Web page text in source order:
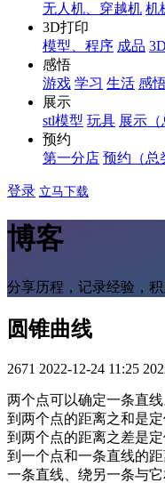
无人机、穿越机 机
3D打印
模型、程序 成品
感悟
游戏 学习 生活 感
展示
stl模型 玩具 展示（
预约
第一分店 预约（总
登录 立马下载
博客
分享历程，记录经验，
圆锥曲线
2671 2022-12-24 11:25
两个点可以确定一条直线
到两个点的距离之和是
到两个点的距离之差是
到一个点和一条直线的
一条直线、绕另一条与